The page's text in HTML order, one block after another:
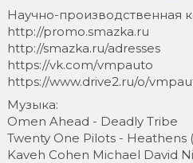
Научно-производственная
http://promo.smazka.ru
http://smazka.ru/adresses
https://vk.com/vmpauto
https://www.drive2.ru/o/
Музыка:
Omen Ahead - Deadly Tribe
Twenty One Pilots - Heathens
Kaveh Cohen Michael David